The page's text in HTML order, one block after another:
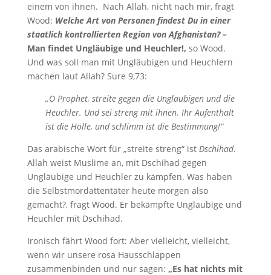
einem von ihnen. Nach Allah, nicht nach mir, fragt
Wood: Welche Art von Personen findest Du in einer
staatlich kontrollierten Region von Afghanistan? –
Man findet Ungläubige und Heuchler!, so Wood.
Und was soll man mit Ungläubigen und Heuchlern
machen laut Allah? Sure 9,73:
„O Prophet, streite gegen die Ungläubigen und die
Heuchler. Und sei streng mit ihnen. Ihr Aufenthalt
ist die Hölle, und schlimm ist die Bestimmung!“
Das arabische Wort für „streite streng“ ist Dschihad.
Allah weist Muslime an, mit Dschihad gegen
Ungläubige und Heuchler zu kämpfen. Was haben
die Selbstmordattentäter heute morgen also
gemacht?, fragt Wood. Er bekämpfte Ungläubige und
Heuchler mit Dschihad.
Ironisch fährt Wood fort: Aber vielleicht, vielleicht,
wenn wir unsere rosa Hausschlappen
zusammenbinden und nur sagen: „Es hat nichts mit